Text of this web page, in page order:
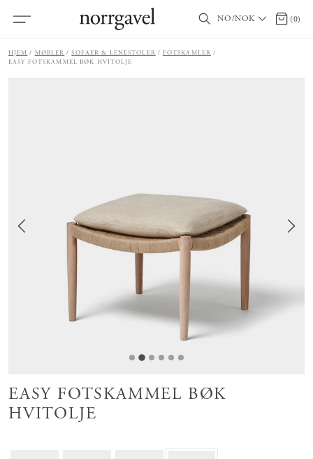
NO/NOK 0 (0)
HJEM MØBLER SOFAER & LENESTOLER
FOTSKAMLER
EASY FOTSKAMMEL BØK HVITOLJE
EASY FOTSKAMMEL BØK
HVITOLJE